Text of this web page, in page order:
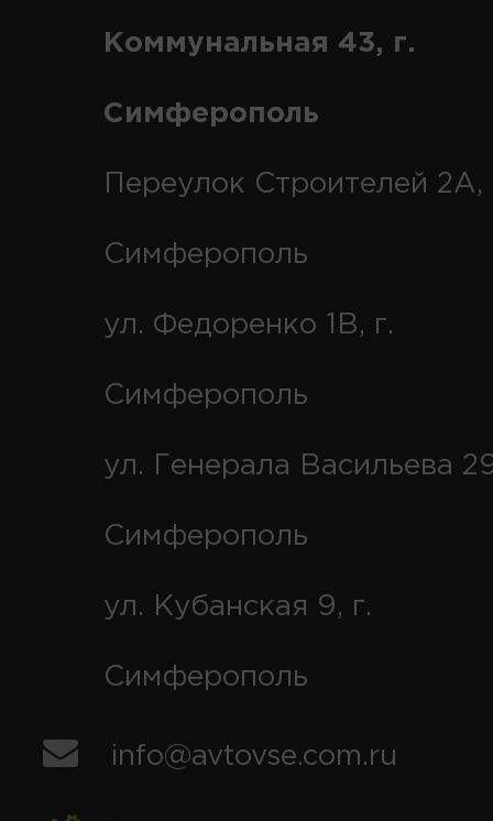
Коммунальная 43, г.
Симферополь
Переулок Строителей 2А,
Симферополь
ул. Федоренко 1В, г.
Симферополь
ул. Генерала Васильева
Симферополь
ул. Кубанская 9, г.
Симферополь
info@avtovse.com.ru